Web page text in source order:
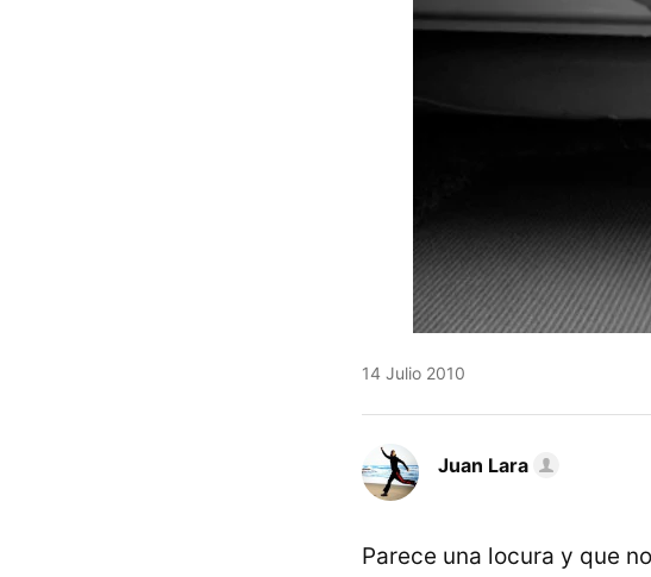
14 Julio 2010
Juan Lara
Parece una locura y que